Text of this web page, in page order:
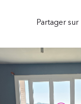
Partager sur